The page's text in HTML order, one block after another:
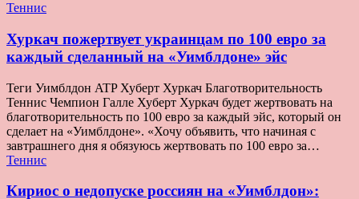
Теннис
Хуркач пожертвует украинцам по 100 евро за
каждый сделанный на «Уимблдоне» эйс
Теги Уимблдон ATP Хуберт Хуркач Благотворительность
Теннис Чемпион Галле Хуберт Хуркач будет жертвовать на
благотворительность по 100 евро за каждый эйс, который он
сделает на «Уимблдоне». «Хочу объявить, что начиная с
завтрашнего дня я обязуюсь жертвовать по 100 евро за…
Теннис
Кириос о недопуске россиян на «Уимблдон»: